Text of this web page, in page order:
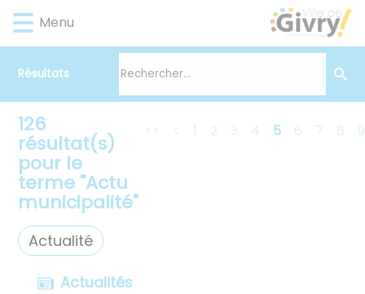
Lien
d'accès
rapide
Lien
d'accès
rapide
principal
Lien
d'accès
rapide
recherche
Lien
d'accès
rapide
de
page
Menu
Résultats
126
résultat(s)
pour le
terme "Actu
municipalité"
<< < 1 2 3 4 5 6 7 8 9
Actualité
Actualités